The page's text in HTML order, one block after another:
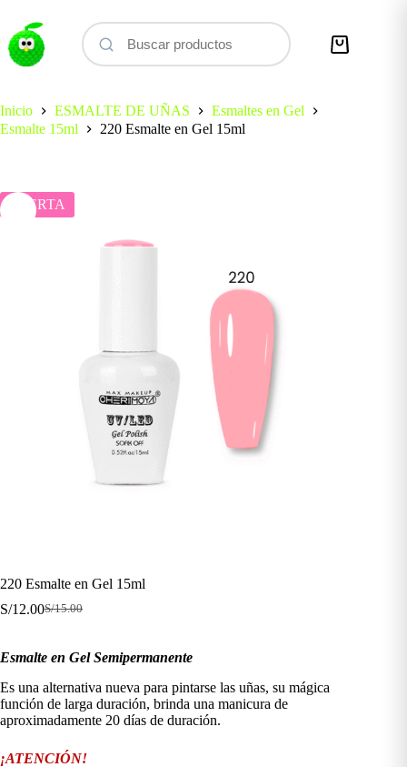
contenido
Carro
Inicio
ESMALTE DE UÑAS
Esmaltes en Gel
Esmalte 15ml
220 Esmalte en Gel 15ml
OFERTA
220 Esmalte en Gel 15ml
S/15.00
El
era:
S/15.00.
S/12.00El
es:
S/12.00.
Esmalte en Gel Semipermanente
Es una alternativa nueva para pintarse las uñas, su mágica
función de larga duración, brinda una manicura de
aproximadamente 20 días de duración.
¡ATENCIÓN!